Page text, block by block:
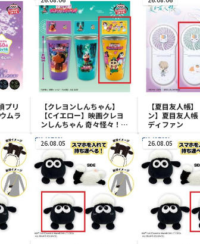
プリ
ムラ
【クレヨンしんちゃん】
【Cイエロー】映画クレヨ
ンしんちゃん 奇々怪々！オ
カラータンブラー
【夏目友人帳
ン】夏目友人帳
ディファン
26.08.05 26.08.05